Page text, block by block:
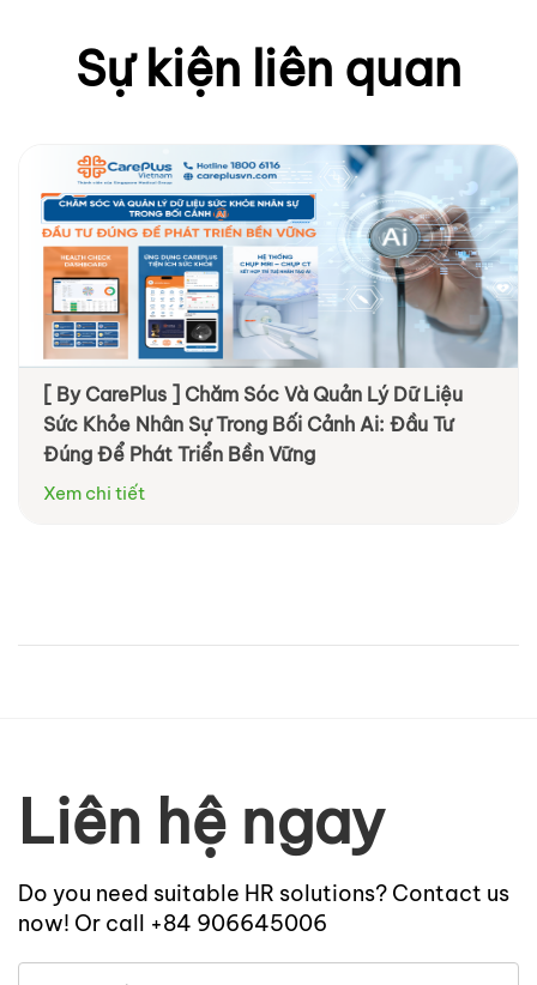
Sự kiện liên quan
[ By CarePlus ] Chăm Sóc Và Quản Lý Dữ Liệu
Sức Khỏe Nhân Sự Trong Bối Cảnh Ai: Đầu Tư
Đúng Để Phát Triển Bền Vững
Xem chi tiết
Liên hệ ngay
Do you need suitable HR solutions? Contact us
now! Or call +84 906645006